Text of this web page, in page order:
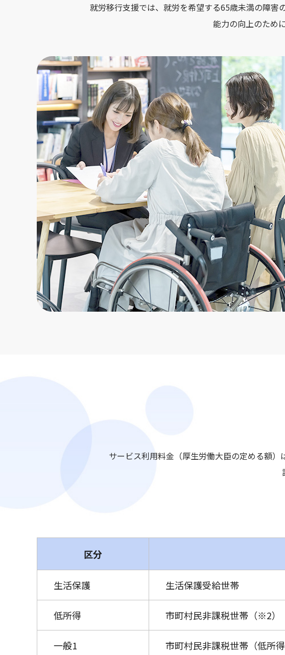
就労移行支援では、就労を希望する65歳未満の障害
能力の向上のため
サービス利用料金（厚生労働大臣の定める額
区分
生活保護 生活保護受給世帯
低所得 市町村民非課税世帯（※2）
一般1 市町村民非課税世帯（低所